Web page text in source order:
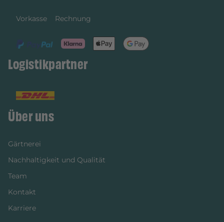
Vorkasse Rechnung
Logistikpartner
Über uns
Gärtnerei
Nachhaltigkeit und Qualität
Team
Kontakt
Karriere